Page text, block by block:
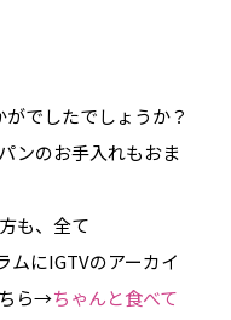
でしたでしょうか？
ンのお手入れもおま
も、全て
にIGTVのアーカイ
ら→ちゃんと食べて